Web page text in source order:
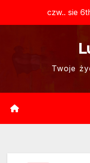
czw.. sie
Twoje